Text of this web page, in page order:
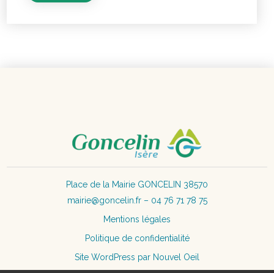
Place de la Mairie GONCELIN 38570
mairie@goncelin.fr – 04 76 71 78 75
Mentions légales
Politique de confidentialité
Site WordPress par Nouvel Oeil